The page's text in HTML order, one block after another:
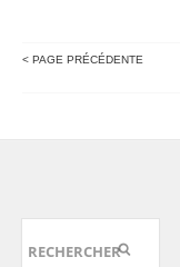
< PAGE PRÉCÉDENTE